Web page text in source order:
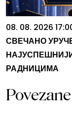
08. 08. 2026
СВЕЧАНО
РАДНИЦИМА